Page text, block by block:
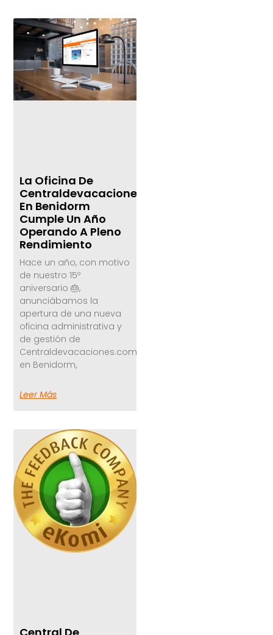
La Oficina De
Centraldevacaciones.com
En Benidorm
Cumple Un Año
Operando A Pleno
Rendimiento
Hace un año, con motivo
de nuestro 15º
aniversario 🎂,
anunciábamos la
apertura de una nueva
oficina administrativa y
de gestión de
Centraldevacaciones.com
en Benidorm,
Leer Más